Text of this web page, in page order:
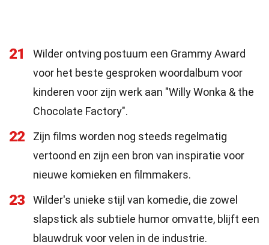
21
Wilder ontving postuum een Grammy Award
voor het beste gesproken woordalbum voor
kinderen voor zijn werk aan "Willy Wonka & the
Chocolate Factory".
22
Zijn films worden nog steeds regelmatig
vertoond en zijn een bron van inspiratie voor
nieuwe komieken en filmmakers.
23
Wilder's unieke stijl van komedie, die zowel
slapstick als subtiele humor omvatte, blijft een
blauwdruk voor velen in de industrie.